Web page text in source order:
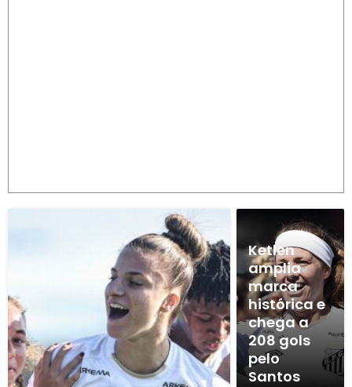
Ketlen
amplia
marca
histórica e
chega a
208 gols
pelo
Santos